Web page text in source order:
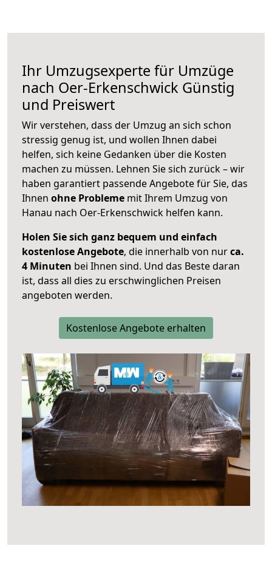
Ihr Umzugsexperte für Umzüge
nach Oer-Erkenschwick Günstig
und Preiswert
Wir verstehen, dass der Umzug an sich schon
stressig genug ist, und wollen Ihnen dabei
helfen, sich keine Gedanken über die Kosten
machen zu müssen. Lehnen Sie sich zurück – wir
haben garantiert passende Angebote für Sie, das
Ihnen ohne Probleme mit Ihrem Umzug von
Hanau nach Oer-Erkenschwick helfen kann.
Holen Sie sich ganz bequem und einfach
kostenlose Angebote, die innerhalb von nurca.
4 Minuten bei Ihnen sind. Und das Beste daran
ist, dass all dies zu erschwinglichen Preisen
angeboten werden.
Kostenlose Angebote erhalten